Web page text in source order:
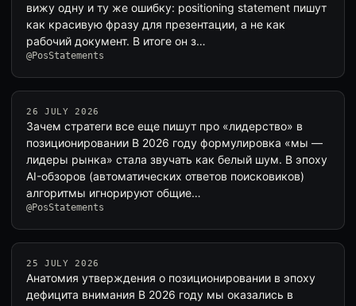
вижу одну и ту же ошибку: positioning statement пишут
как красивую фразу для презентации, а не как
рабочий документ. В итоге он з…
@PosStatements
26 JULY 2026
Зачем стратеги все еще пишут про «лидерство» в
позиционировании В 2026 году формулировка «мы —
лидеры рынка» стала звучать как белый шум. В эпоху
AI-обзоров (автоматических ответов поисковиков)
алгоритмы игнорируют общие…
@PosStatements
25 JULY 2026
Анатомия утверждения о позиционировании в эпоху
дефицита внимания В 2026 году мы оказались в